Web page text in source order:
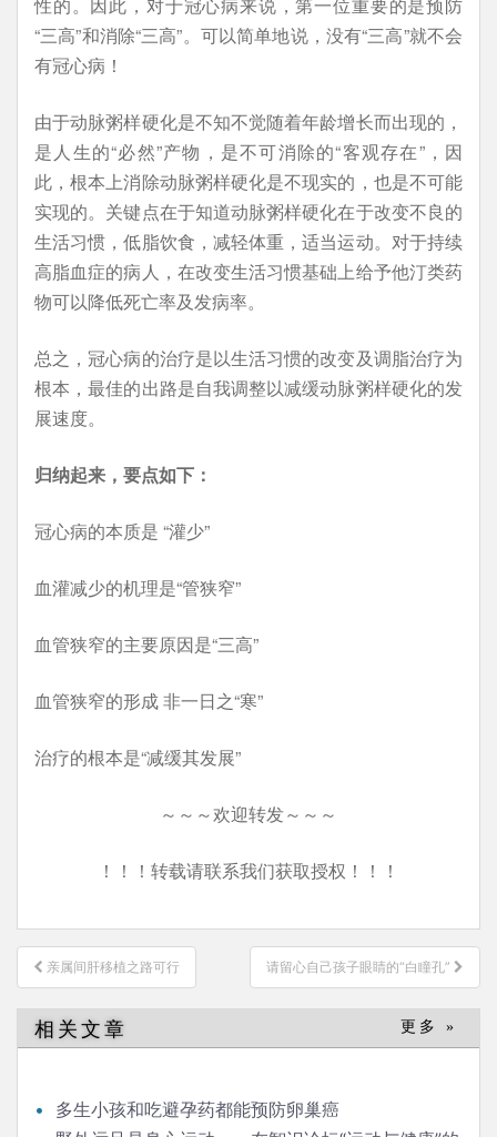
“三高”和消除“三高”。可以简单地说，没有“三高”就不会
有冠心病！
由于动脉粥样硬化是不知不觉随着年龄增长而出现的，
是人生的“必然”产物，是不可消除的“客观存在”，因
此，根本上消除动脉粥样硬化是不现实的，也是不可能
实现的。关键点在于知道动脉粥样硬化在于改变不良的
生活习惯，低脂饮食，减轻体重，适当运动。对于持续
高脂血症的病人，在改变生活习惯基础上给予他汀类药
物可以降低死亡率及发病率。
总之，冠心病的治疗是以生活习惯的改变及调脂治疗为
根本，最佳的出路是自我调整以减缓动脉粥样硬化的发
展速度。
归纳起来，要点如下：
冠心病的本质是 “灌少”
血灌减少的机理是“管狭窄”
血管狭窄的主要原因是“三高”
血管狭窄的形成 非一日之“寒”
治疗的根本是“减缓其发展”
～～～欢迎转发～～～
！！！转载请联系我们获取授权！！！
文
章
导
航
亲属间肝移植之路可行 请留心自己孩子眼睛的“白瞳孔”
相关文章 更多 »
多生小孩和吃避孕药都能预防卵巢癌